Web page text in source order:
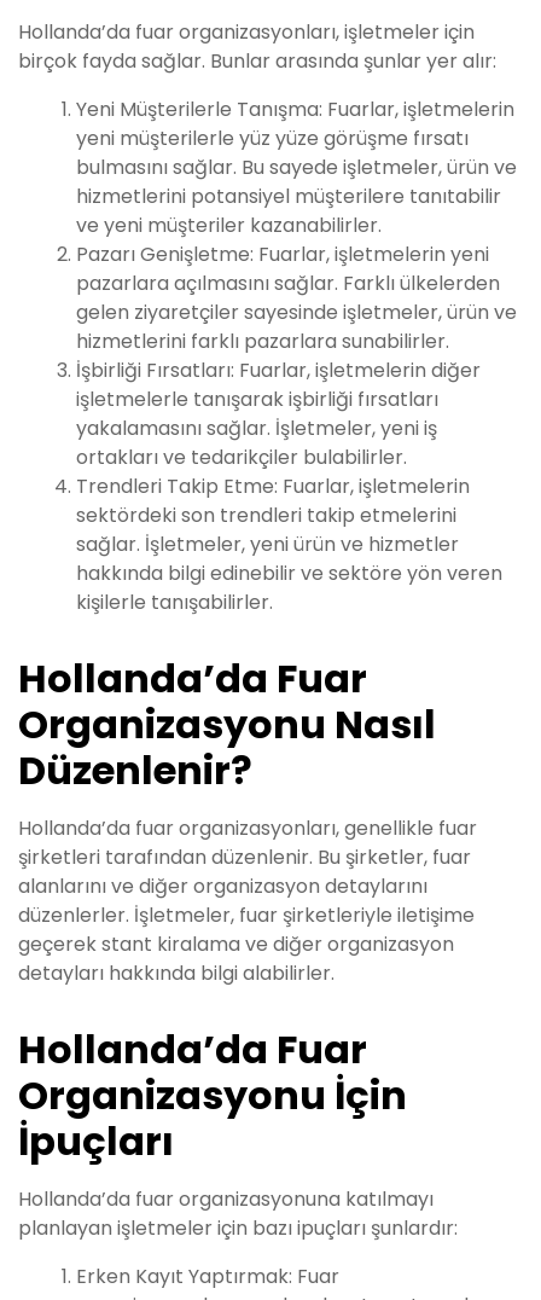
Hollanda’da fuar organizasyonları, işletmeler için
birçok fayda sağlar. Bunlar arasında şunlar yer alır:
Yeni Müşterilerle Tanışma: Fuarlar, işletmelerin
yeni müşterilerle yüz yüze görüşme fırsatı
bulmasını sağlar. Bu sayede işletmeler, ürün ve
hizmetlerini potansiyel müşterilere tanıtabilir
ve yeni müşteriler kazanabilirler.
Pazarı Genişletme: Fuarlar, işletmelerin yeni
pazarlara açılmasını sağlar. Farklı ülkelerden
gelen ziyaretçiler sayesinde işletmeler, ürün ve
hizmetlerini farklı pazarlara sunabilirler.
İşbirliği Fırsatları: Fuarlar, işletmelerin diğer
işletmelerle tanışarak işbirliği fırsatları
yakalamasını sağlar. İşletmeler, yeni iş
ortakları ve tedarikçiler bulabilirler.
Trendleri Takip Etme: Fuarlar, işletmelerin
sektördeki son trendleri takip etmelerini
sağlar. İşletmeler, yeni ürün ve hizmetler
hakkında bilgi edinebilir ve sektöre yön veren
kişilerle tanışabilirler.
Hollanda’da Fuar
Organizasyonu Nasıl
Düzenlenir?
Hollanda’da fuar organizasyonları, genellikle fuar
şirketleri tarafından düzenlenir. Bu şirketler, fuar
alanlarını ve diğer organizasyon detaylarını
düzenlerler. İşletmeler, fuar şirketleriyle iletişime
geçerek stant kiralama ve diğer organizasyon
detayları hakkında bilgi alabilirler.
Hollanda’da Fuar
Organizasyonu İçin
İpuçları
Hollanda’da fuar organizasyonuna katılmayı
planlayan işletmeler için bazı ipuçları şunlardır:
Erken Kayıt Yaptırmak: Fuar